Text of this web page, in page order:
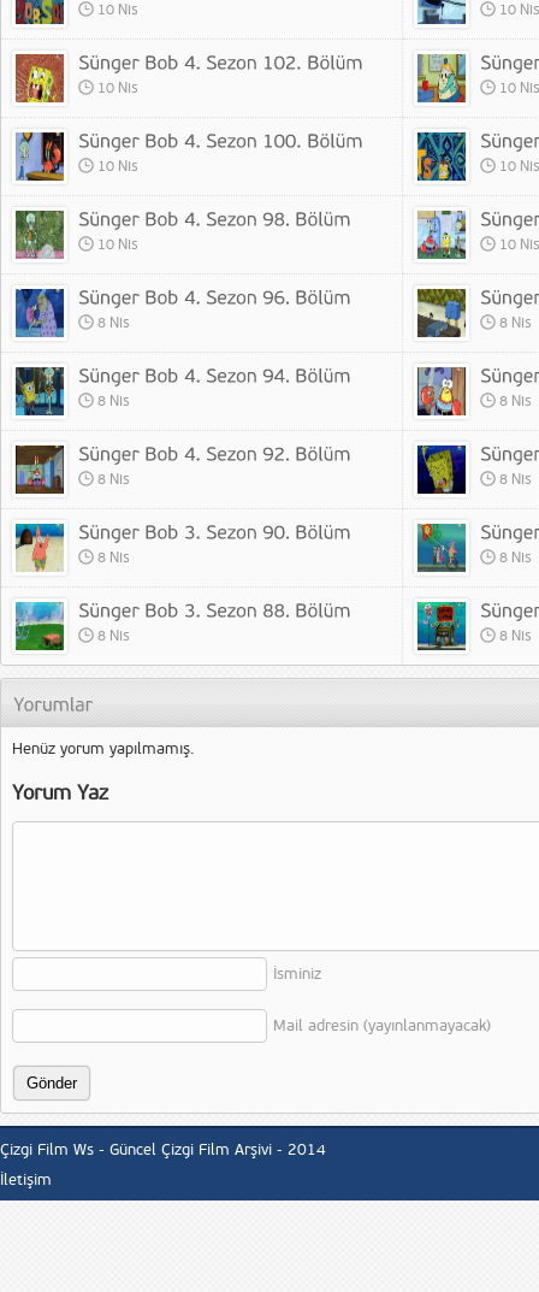
10 Nis 10 Nis
10 Nis 10 Nis
10 Nis 10 Nis
10 Nis 10 Nis
8 Nis 8 Nis
8 Nis 8 Nis
8 Nis 8 Nis
8 Nis 8 Nis
8 Nis 8 Nis
Henüz yorum yapılmamış.
Yorum Yaz
İsminiz
Mail adresin (yayınlanmayacak)
Çizgi Film Ws - Güncel Çizgi Film Arşivi - 2014
İletişim